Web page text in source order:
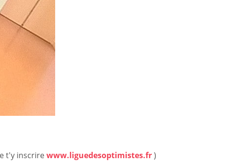
t'y inscrirewww.liguedesoptimistes.fr)